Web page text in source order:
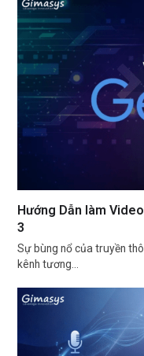
Hướng Dẫn làm
3
Sự bùng nổ của truyền
kênh tương…